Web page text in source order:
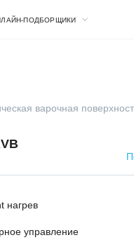
ПОДБОРЩИКИ
варочная
нагрев
управление